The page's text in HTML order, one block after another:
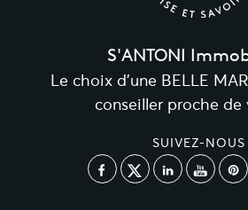
S'ANTONI
Le choix d’une BELLE
conseiller proche de
SUIVEZ-NOUS